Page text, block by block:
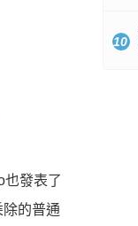
也發表了
的普通
10